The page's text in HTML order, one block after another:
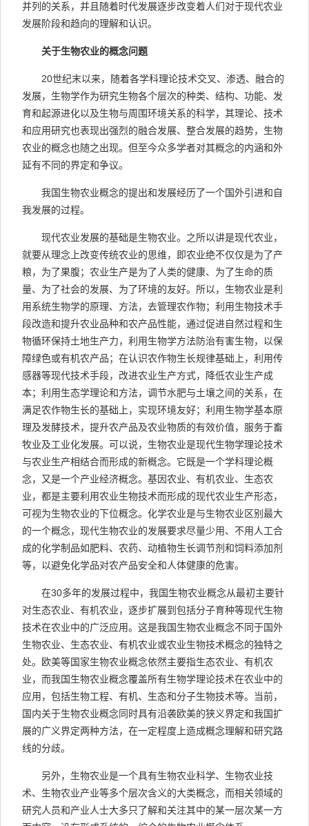
并列的关系，并且随着时代发展逐步改变着人们对于现代农业
发展阶段和趋向的理解和认识。
关于生物农业的概念问题
20世纪末以来，随着各学科理论技术交叉、渗透、融合的
发展，生物学作为研究生物各个层次的种类、结构、功能、发
育和起源进化以及生物与周围环境关系的科学，其理论、技术
和应用研究也表现出强烈的融合发展、整合发展的趋势，生物
农业的概念也随之出现。但至今众多学者对其概念的内涵和外
延有不同的界定和争议。
我国生物农业概念的提出和发展经历了一个国外引进和自
我发展的过程。
现代农业发展的基础是生物农业。之所以讲是现代农业，
就要从理念上改变传统农业的思维，即农业绝不仅仅是为了产
粮，为了果腹；农业生产是为了人类的健康、为了生命的质
量、为了社会的发展、为了环境的友好。所以，生物农业是利
用系统生物学的原理、方法，去管理农作物；利用生物技术手
段改造和提升农业品种和农产品性能，通过促进自然过程和生
物循环保持土地生产力，利用生物学方法防治有害生物，以保
障绿色或有机农产品；在认识农作物生长规律基础上，利用传
感器等现代技术手段，改进农业生产方式，降低农业生产成
本；利用生态学理论和方法，调节水肥与土壤之间的关系，在
满足农作物生长的基础上，实现环境友好；利用生物学基本原
理及发酵技术，提升农产品及农业物质的有效价值，服务于畜
牧业及工业化发展。可以说，生物农业是现代生物学理论技术
与农业生产相结合而形成的新概念。它既是一个学科理论概
念，又是一个产业经济概念。基因农业、有机农业、生态农
业，都是主要利用农业生物技术而形成的现代农业生产形态，
可视为生物农业的下位概念。化学农业是与生物农业区别最大
的一个概念，现代生物农业的发展要求尽量少用、不用人工合
成的化学制品如肥料、农药、动植物生长调节剂和饲料添加剂
等，以避免化学品对农产品安全和人体健康的危害。
在30多年的发展过程中，我国生物农业概念从最初主要针
对生态农业、有机农业，逐步扩展到包括分子育种等现代生物
技术在农业中的广泛应用。这是我国生物农业概念不同于国外
生物农业、生态农业、有机农业或农业生物技术概念的独特之
处。欧美等国家生物农业概念依然主要指生态农业、有机农
业，而我国生物农业概念覆盖所有生物学理论技术在农业中的
应用，包括生物工程、有机、生态和分子生物技术等。当前，
国内关于生物农业概念同时具有沿袭欧美的狭义界定和我国扩
展的广义界定两种方法，在一定程度上造成概念理解和研究路
线的分歧。
另外，生物农业是一个具有生物农业科学、生物农业技
术、生物农业产业等多个层次含义的大类概念，而相关领域的
研究人员和产业人士大多只了解和关注其中的某一层次某一方